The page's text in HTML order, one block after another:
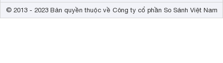
© 2013 - 2023 Bản quyền thuộc về Công ty cổ phần So Sánh Việt Nam